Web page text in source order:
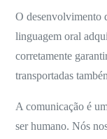
O desenvolvimento
linguagem oral
corretamente
transportadas
A comunicação é
ser humano. Nós